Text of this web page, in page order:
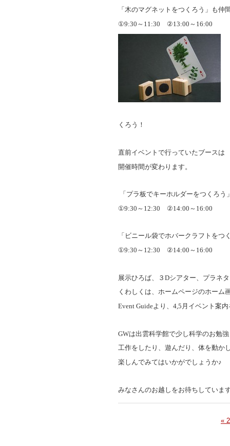
「木のマグネットをつくろう」も仲
①9:30 ～ 11:30 ②13:00 ～ 16:00
くろう！
直前イベントで行っていたブースは
開催時間が変わります。
「プラ板でキーホルダーをつくろう
①9:30 ～ 12:30 ②14:00 ～ 16:00
「ビニール袋でホバークラフトをつ
①9:30 ～ 12:30 ②14:00 ～ 16:00
展示ひろば、３ Dシアター、プラネ
くわしくは、ホームページのホーム
Event Guideより、 4,5 月イベント案
GWは出雲科学館で少し科学のお勉
工作をしたり、遊んだり、体を動か
楽しんでみてはいかがでしょうか♪
みなさんのお越しをお待ちしていま
«